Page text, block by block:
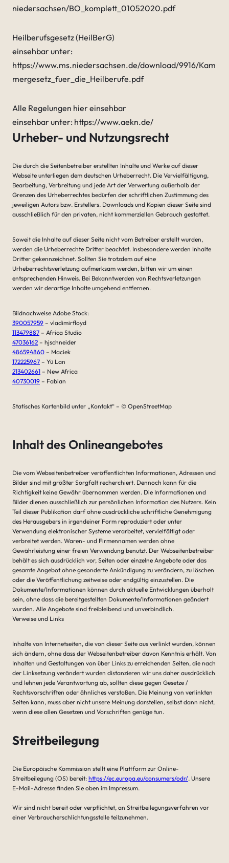
niedersachsen/BO_komplett_01052020.pdf
Heilberufsgesetz (HeilBerG)
einsehbar unter:
https://www.ms.niedersachsen.de/download/9916/Kam
mergesetz_fuer_die_Heilberufe.pdf
Alle Regelungen hier einsehbar
einsehbar unter: https://www.aekn.de/
Urheber- und Nutzungsrecht
Die durch die Seitenbetreiber erstellten Inhalte und Werke auf dieser
Webseite unterliegen dem deutschen Urheberrecht. Die Vervielfältigung,
Bearbeitung, Verbreitung und jede Art der Verwertung außerhalb der
Grenzen des Urheberrechtes bedürfen der schriftlichen Zustimmung des
jeweiligen Autors bzw. Erstellers. Downloads und Kopien dieser Seite sind
ausschließlich für den privaten, nicht kommerziellen Gebrauch gestattet.
Soweit die Inhalte auf dieser Seite nicht vom Betreiber erstellt wurden,
werden die Urheberrechte Dritter beachtet. Insbesondere werden Inhalte
Dritter gekennzeichnet. Sollten Sie trotzdem auf eine
Urheberrechtsverletzung aufmerksam werden, bitten wir um einen
entsprechenden Hinweis. Bei Bekanntwerden von Rechtsverletzungen
werden wir derartige Inhalte umgehend entfernen.
Bildnachweise Adobe Stock:
390057959 – vladimirfloyd
113479887 – Africa Studio
47036162 – hjschneider
486594860 – Maciek
172225967 – Yü Lan
213402661 – New Africa
40730019 – Fabian
Statisches Kartenbild unter „Kontakt“ – © OpenStreetMap
Inhalt des Onlineangebotes
Die vom Webseitenbetreiber veröffentlichten Informationen, Adressen und
Bilder sind mit größter Sorgfalt recherchiert. Dennoch kann für die
Richtigkeit keine Gewähr übernommen werden. Die Informationen und
Bilder dienen ausschließlich zur persönlichen Information des Nutzers. Kein
Teil dieser Publikation darf ohne ausdrückliche schriftliche Genehmigung
des Herausgebers in irgendeiner Form reproduziert oder unter
Verwendung elektronischer Systeme verarbeitet, vervielfältigt oder
verbreitet werden. Waren- und Firmennamen werden ohne
Gewährleistung einer freien Verwendung benutzt. Der Webseitenbetreiber
behält es sich ausdrücklich vor, Seiten oder einzelne Angebote oder das
gesamte Angebot ohne gesonderte Ankündigung zu verändern, zu löschen
oder die Veröffentlichung zeitweise oder endgültig einzustellen. Die
Dokumente/Informationen können durch aktuelle Entwicklungen überholt
sein, ohne dass die bereitgestellten Dokumente/Informationen geändert
wurden. Alle Angebote sind freibleibend und unverbindlich.
Verweise und Links
Inhalte von Internetseiten, die von dieser Seite aus verlinkt wurden, können
sich ändern, ohne dass der Webseitenbetreiber davon Kenntnis erhält. Von
Inhalten und Gestaltungen von über Links zu erreichenden Seiten, die nach
der Linksetzung verändert wurden distanzieren wir uns daher ausdrücklich
und lehnen jede Verantwortung ab, sollten diese gegen Gesetze /
Rechtsvorschriften oder ähnliches verstoßen. Die Meinung von verlinkten
Seiten kann, muss aber nicht unsere Meinung darstellen, selbst dann nicht,
wenn diese allen Gesetzen und Vorschriften genüge tun.
Streitbeilegung
Die Europäische Kommission stellt eine Plattform zur Online-
Streitbeilegung (OS) bereit: https://ec.europa.eu/consumers/odr/. Unsere
E-Mail-Adresse finden Sie oben im Impressum.
Wir sind nicht bereit oder verpflichtet, an Streitbeilegungsverfahren vor
einer Verbraucherschlichtungsstelle teilzunehmen.